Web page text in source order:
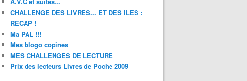
CHALLENGE DES LIVRES... ET DES ILES :
RECAP !
Ma PAL !!!
Mes blogo copines
MES CHALLENGES DE LECTURE
Prix des lecteurs Livres de Poche 2009